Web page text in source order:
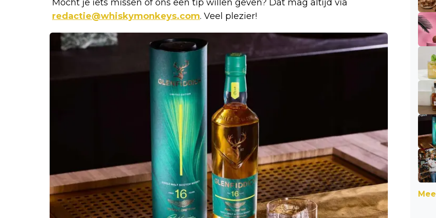
Mocht je iets missen of ons een tip willen geven? Dat mag altijd via
redactie@whiskymonkeys.com. Veel plezier!